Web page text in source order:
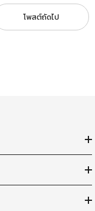
โพสต์ถัดไป